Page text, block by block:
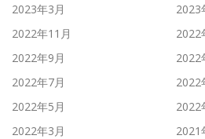
2023年3月
2023
2022年11月
2022
2022年9月
2022
2022年7月
2022
2022年5月
2022
2022年3月
2021